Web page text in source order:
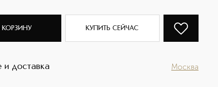
КОРЗИНУ КУПИТЬ СЕЙЧАС
и доставка Москва